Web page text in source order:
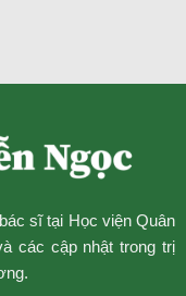
sĩ tại Học viện Quân
các cập nhật trong trị